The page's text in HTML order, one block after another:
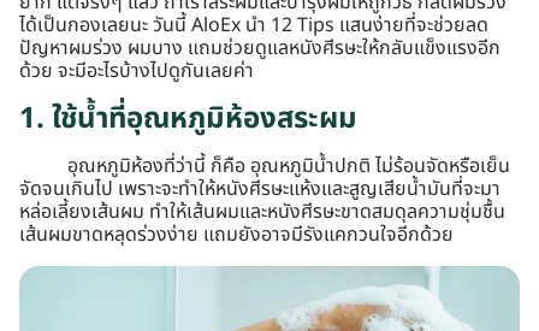
ได้เป็นกองเลยนะ วันนี้ AloEx นำ 12 Tips แสนง่ายที่จะช่วยลด
ปัญหาผมร่วง ผมบาง แถมช่วยดูแลหนังศีรษะให้กลับแข็งแรงอีก
ด้วย จะมีอะไรบ้างไปดูกันเลยค่า
1. ใช้น้ำที่อุณหภูมิห้องสระผม
อุณหภูมิห้องที่ว่านี้ ก็คือ อุณหภูมิน้ำปกติ ไม่ร้อนจัดหรือเย็น
จัดจนเกินไป เพราะจะทำให้หนังศีรษะแห้งและสูญเสียน้ำมันที่จะมา
หล่อเลี้ยงเส้นผม ทำให้เส้นผมและหนังศีรษะขาดสมดุลความชุ่มชื้น
เส้นผมขาดหลุดร่วงง่าย แถมยังอาจมีรังแคกวนใจอีกด้วย